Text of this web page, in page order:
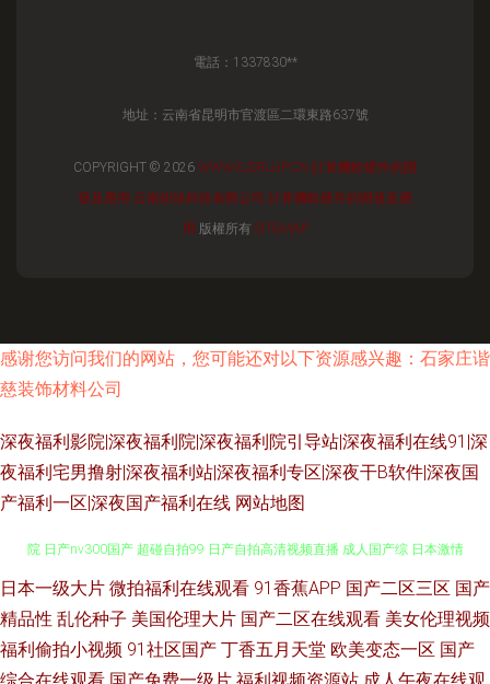
電話：1337830**
地址：云南省昆明市官渡區二環東路637號
COPYRIGHT © 2026 WWW.EJSRUJP.CN 計算機軟硬件的開
發及應用 云南炬炫科技有限公司 計算機軟硬件的開發及應
用 版權所有 SITEMAP
感谢您访问我们的网站，您可能还对以下资源感兴趣：石家庄谐
慈装饰材料公司
深夜福利影院|深夜福利院|深夜福利院引导站|深夜福利在线91|深
夜福利宅男撸射|深夜福利站|深夜福利专区|深夜干B软件|深夜国
产福利一区|深夜国产福利在线 网站地图
亚洲第一免费视频网站 超碰97福利合集 丝袜美腿一区二区三区 电影天堂影
院 日产nv300国产 超碰自拍99 日产自拍高清视频直播 成人国产综 日本激情
日本一级大片 微拍福利在线观看 91香蕉APP 国产二区三区 国产
精品性 乱伦种子 美国伦理大片 国产二区在线观看 美女伦理视频
福利偷拍小视频 91社区国产 丁香五月天堂 欧美变态一区 国产